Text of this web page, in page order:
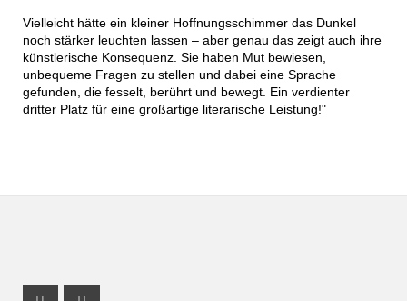
Vielleicht hätte ein kleiner Hoffnungsschimmer das Dunkel
noch stärker leuchten lassen – aber genau das zeigt auch ihre
künstlerische Konsequenz. Sie haben Mut bewiesen,
unbequeme Fragen zu stellen und dabei eine Sprache
gefunden, die fesselt, berührt und bewegt. Ein verdienter
dritter Platz für eine großartige literarische Leistung!"